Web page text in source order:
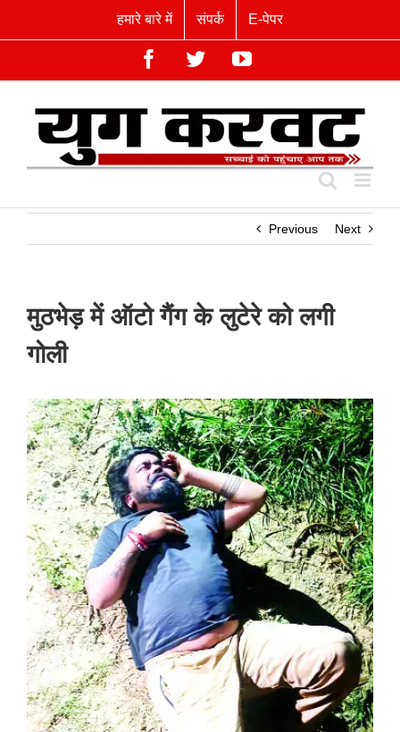
हमारे बारे में संपर्क E-पेपर
Facebook
TwitterYouTube
Previous Next
मुठभेड़ में ऑटो गैंग के लुटेरे को लगी
गोली
View
Larger
Image